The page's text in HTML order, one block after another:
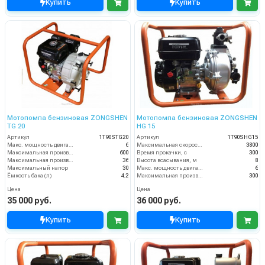
Купить Купить
Мотопомпа бензиновая ZONGSHEN
TG 20
Артикул
1T90STG20
Макс. мощность двигателя, л.с.
6
Максимальная производительность, л/мин
600
Максимальная производительность, м3/ч
36
Максимальный напор
30
Ёмкость бака (л)
4.2
Цена
35 000 руб.
Купить
Мотопомпа бензиновая ZONGSHEN
HG 15
Артикул
1T90SHG15
Максимальная скорость вращения, об/мин
3800
Время прокачки, с
300
Высота всасывания, м
8
Макс. мощность двигателя, л.с.
6
Максимальная производительность, л/мин
300
Цена
36 000 руб.
Купить